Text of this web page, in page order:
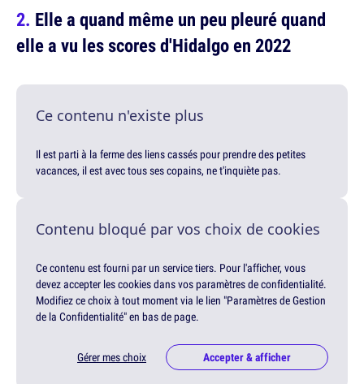
Elle a quand même un peu pleuré quand
elle a vu les scores d'Hidalgo en 2022
Ce contenu n'existe plus
Il est parti à la ferme des liens cassés pour prendre des petites
vacances, il est avec tous ses copains, ne t'inquiète pas.
Contenu bloqué par vos choix de cookies
Ce contenu est fourni par un service tiers. Pour l'afficher, vous
devez accepter les cookies dans vos paramètres de confidentialité.
Modifiez ce choix à tout moment via le lien "Paramètres de Gestion
de la Confidentialité" en bas de page.
Gérer mes choix Accepter & afficher